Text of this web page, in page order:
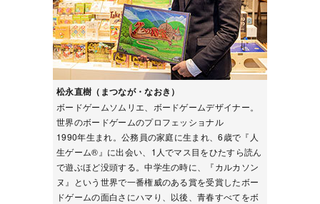
松永直樹（まつなが・なおき）
ボードゲームソムリエ、ボードゲームデザイナー。
世界のボードゲームのプロフェッショナル
1990年生まれ。公務員の家庭に生まれ、6歳で『人
生ゲーム®』に出会い、1人でマス目をひたすら読ん
で遊ぶほど没頭する。中学生の時に、『カルカソン
ヌ』という世界で一番権威のある賞を受賞したボー
ドゲームの面白さにハマり、以後、青春すべてをボ